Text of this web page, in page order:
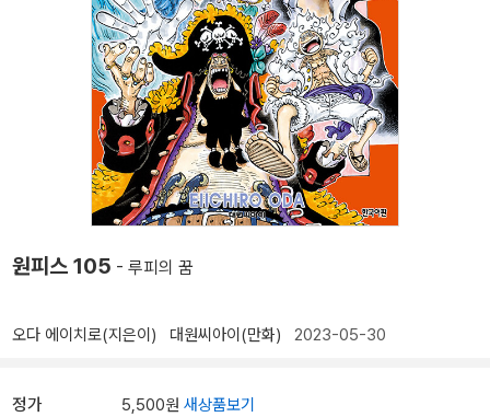
원피스 105 - 루피의 꿈
오다 에이치로(지은이) 대원씨아이(만화) 2023-05-30
정가 5,500원 새상품보기